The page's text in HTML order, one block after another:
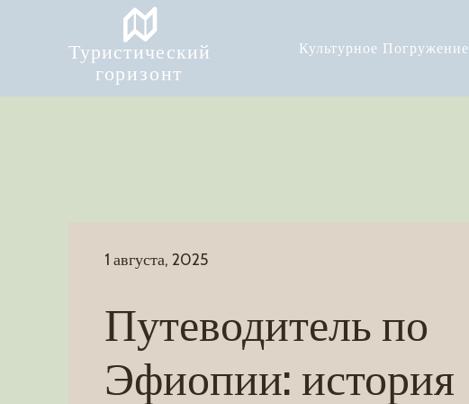
Туристический
горизонт
Культурное Погружение
Путеводитель по
Эфиопии: история
1 августа, 2025